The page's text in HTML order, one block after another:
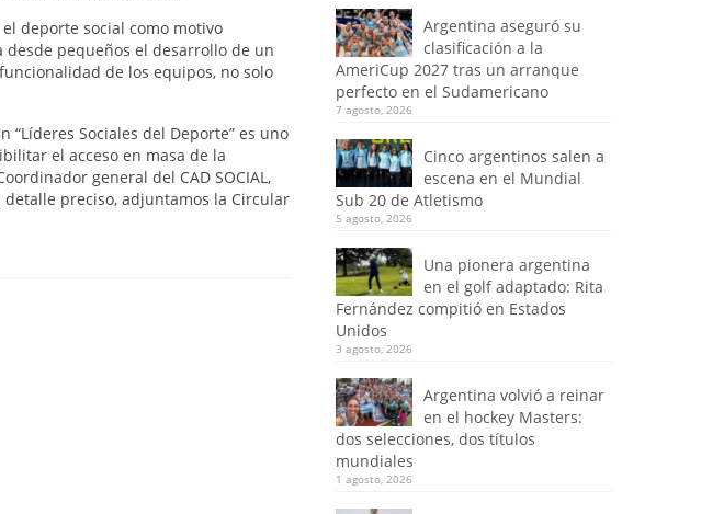
deporte social como motivo
pequeños el desarrollo de un
de los equipos, no solo
Sociales del Deporte” es uno
el acceso en masa de la
general del CAD SOCIAL,
detalle preciso, adjuntamos la Circular
Argentina aseguró su
clasificación a la
AmeriCup 2027 tras un arranque
perfecto en el Sudamericano
7 agosto, 2026
Cinco argentinos salen a
escena en el Mundial
Sub 20 de Atletismo
5 agosto, 2026
Una pionera argentina
en el golf adaptado: Rita
Fernández compitió en Estados
Unidos
3 agosto, 2026
Argentina volvió a reinar
en el hockey Masters:
dos selecciones, dos títulos
mundiales
1 agosto, 2026